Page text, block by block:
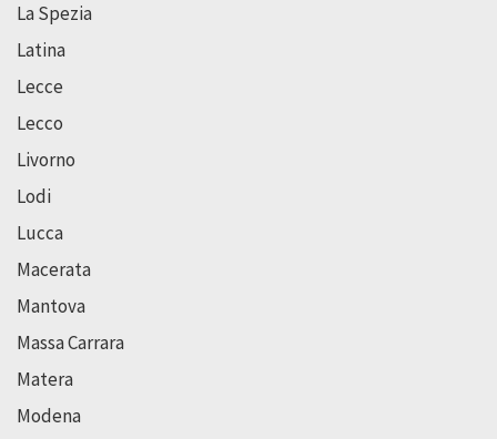
La Spezia
Latina
Lecce
Lecco
Livorno
Lodi
Lucca
Macerata
Mantova
Massa Carrara
Matera
Modena